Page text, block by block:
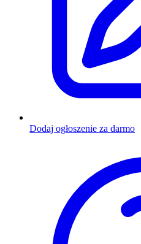
Dodaj ogłoszenie za darmo